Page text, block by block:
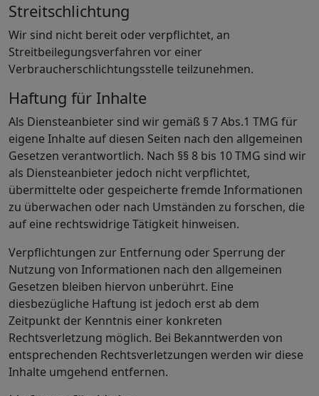
Streitschlichtung
Wir sind nicht bereit oder verpflichtet, an
Streitbeilegungsverfahren vor einer
Verbraucherschlichtungsstelle teilzunehmen.
Haftung für Inhalte
Als Diensteanbieter sind wir gemäß § 7 Abs.1 TMG für
eigene Inhalte auf diesen Seiten nach den allgemeinen
Gesetzen verantwortlich. Nach §§ 8 bis 10 TMG sind wir
als Diensteanbieter jedoch nicht verpflichtet,
übermittelte oder gespeicherte fremde Informationen
zu überwachen oder nach Umständen zu forschen, die
auf eine rechtswidrige Tätigkeit hinweisen.
Verpflichtungen zur Entfernung oder Sperrung der
Nutzung von Informationen nach den allgemeinen
Gesetzen bleiben hiervon unberührt. Eine
diesbezügliche Haftung ist jedoch erst ab dem
Zeitpunkt der Kenntnis einer konkreten
Rechtsverletzung möglich. Bei Bekanntwerden von
entsprechenden Rechtsverletzungen werden wir diese
Inhalte umgehend entfernen.